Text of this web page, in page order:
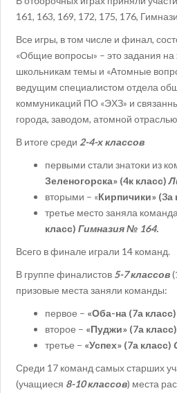
161, 163, 169, 172, 175, 176,
Все игры, в том числе и финал,
«Общие вопросы» – это задания
школьникам темы и «Атомные
ведущим специалистом отдела
коммуникаций ПО «ЭХЗ» и
города, заводом, атомной
В итоге среди 2-4-х классов
первыми стали знатоки из
Зеленогорска» (4к класс)
вторыми – «Кирпичики» (3а
третье место заняла
класс) Гимназия № 164.
Всего в финале играли 14 команд.
В группе финалистов 5-7 классов
призовые места заняли команды:
первое – «Оба-на (7а класс)
второе – «Пуджи» (7а
третье – «Успех» (7а класс)
Среди 17 команд самых старших
(учащиеся 8-10 классов) места